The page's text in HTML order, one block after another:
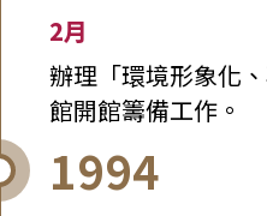
2月
辦理「環境形象化
館開館籌備工作。
1994